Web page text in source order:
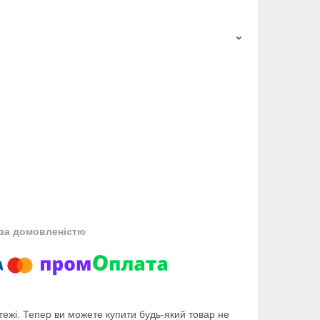
домовленістю
Тепер ви можете купити будь-який товар не